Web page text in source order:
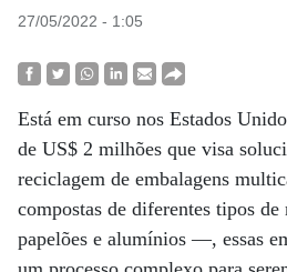
27/05/2022 - 1:05
Está em curso nos Estados
de US$ 2 milhões que visa
reciclagem de embalagens
compostas de diferentes tipos
papelões e alumínios —, essas